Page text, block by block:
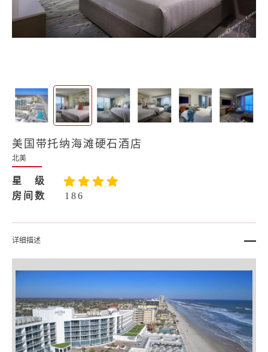
美国带托纳海滩硬石酒店
北美
星 级
房间数
186
详细描述